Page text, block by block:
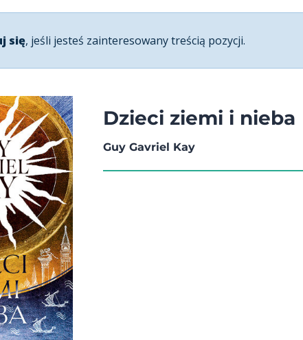
się, jeśli jesteś zainteresowany treścią pozycji.
Dzieci ziemi i nieba
Guy Gavriel Kay